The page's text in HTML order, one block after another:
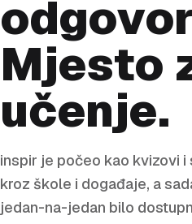
Mjesto
učenje.
inspir je počeo kao kvizovi
kroz škole i događaje, a
jedan-na-jedan bilo